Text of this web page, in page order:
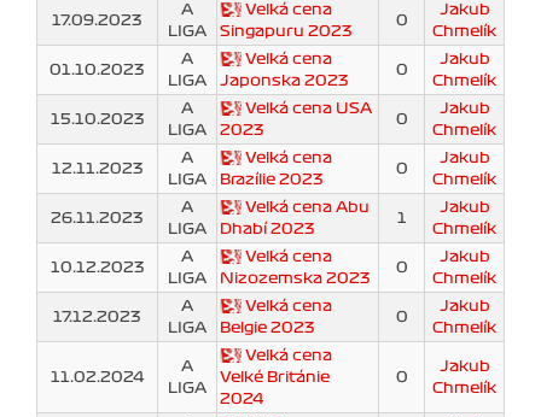
17.09.2023
A
LIGA
Velká cena
Singapuru 2023
0
Jakub
Chmelík
01.10.2023
A
LIGA
Velká cena
Japonska 2023
0
Jakub
Chmelík
15.10.2023
A
LIGA
Velká cena USA
2023
0
Jakub
Chmelík
12.11.2023
A
LIGA
Velká cena
Brazílie 2023
0
Jakub
Chmelík
26.11.2023
A
LIGA
Velká cena Abu
Dhabí 2023
1
Jakub
Chmelík
10.12.2023
A
LIGA
Velká cena
Nizozemska 2023
0
Jakub
Chmelík
17.12.2023
A
LIGA
Velká cena
Belgie 2023
0
Jakub
Chmelík
11.02.2024
A
LIGA
Velká cena
Velké Británie
2024
0
Jakub
Chmelík